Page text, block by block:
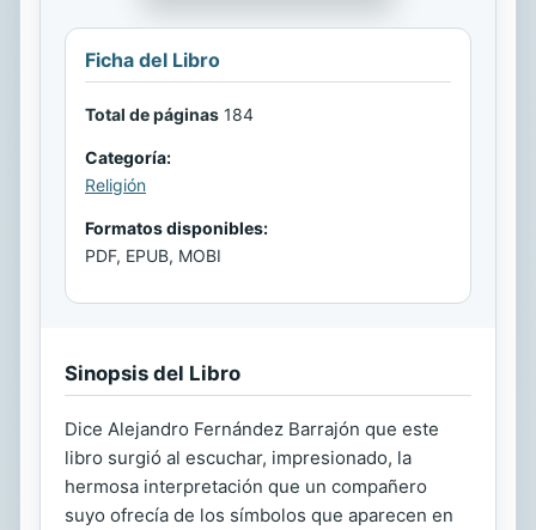
Ficha del Libro
Total de páginas 184
Categoría:
Religión
Formatos disponibles:
PDF, EPUB, MOBI
Sinopsis del Libro
Dice Alejandro Fernández Barrajón que este
libro surgió al escuchar, impresionado, la
hermosa interpretación que un compañero
suyo ofrecía de los símbolos que aparecen en